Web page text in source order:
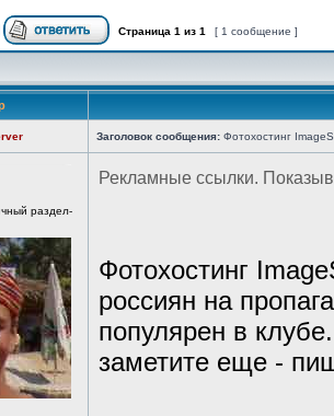
Страница 1 из 1 [ 1 сообщение ]
Заголовок сообщения: Фотохостинг
раздел-
Рекламные ссылки.
Фотохостинг
россиян на
популярен в
заметите еще -